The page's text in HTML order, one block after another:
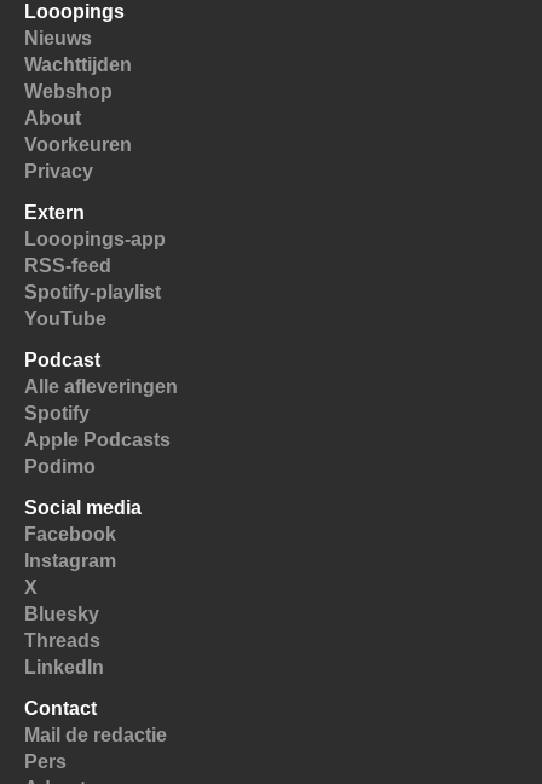
Looopings
Nieuws
Wachttijden
Webshop
About
Voorkeuren
Privacy
Extern
Looopings-app
RSS-feed
Spotify-playlist
YouTube
Podcast
Alle afleveringen
Spotify
Apple Podcasts
Podimo
Social media
Facebook
Instagram
X
Bluesky
Threads
LinkedIn
Contact
Mail de redactie
Pers